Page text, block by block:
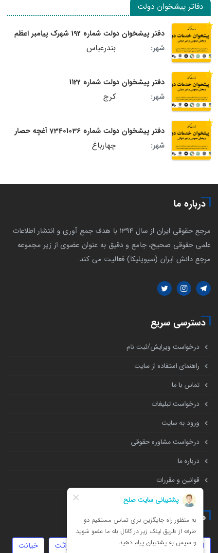
دفاتر پیشخوان دولت
دفتر پیشخوان دولت شماره 192 شهرک پیامبر اعظم
شهر:
بندرعباس
دفتر پیشخوان دولت شماره 1122
شهر:
کرج
دفتر پیشخوان دولت شماره 73401036 آغچه حصار
شهر:
چهارباغ
درباره ما
مرجع حقوقی ایران از سال 1394 با هدف جمع آوری و انتشار اطلاعات
علمی حقوقی صحیح، جامع و دقیق به عنوان عضوی از زیر مجموعه
مرجع دانش ایران (سیویلیکا) فعالیت می کند.
دسترسی سریع
درخواست ویرایش/ثبت نام
راهنمای استفاده از سایت
تماس با ما
درخواست تبلیغات
ورود به سایت
درخواست مشاوره حقوقی
درباره ما
قوانین و مقررات
همه چیز درباره
امور مالیاتی دیه جعل انحصار وراثت خیانت